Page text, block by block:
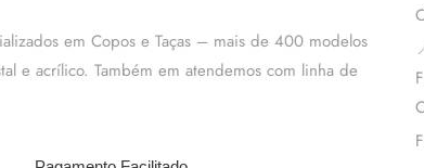
em Copos e Taças – mais de 400 modelos
e acrílico. Também em atendemos com linha de